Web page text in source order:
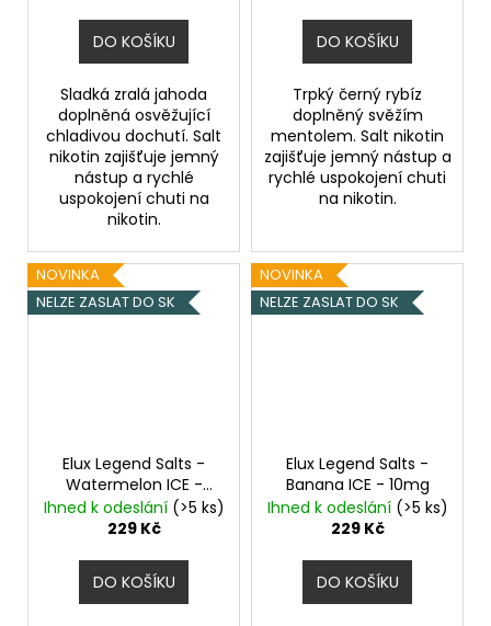
DO KOŠÍKU
Sladká zralá jahoda
doplněná osvěžující
chladivou dochutí. Salt
nikotin zajišťuje jemný
nástup a rychlé
uspokojení chuti na
nikotin.
DO KOŠÍKU
Trpký černý rybíz
doplněný svěžím
mentolem. Salt nikotin
zajišťuje jemný nástup a
rychlé uspokojení chuti
na nikotin.
NOVINKA
NELZE ZASLAT DO SK
Elux Legend Salts -
Watermelon ICE -
10mg
Ihned k odeslání (>5 ks)
229 Kč
DO KOŠÍKU
NOVINKA
NELZE ZASLAT DO SK
Elux Legend Salts -
Banana ICE - 10mg
Ihned k odeslání (>5 ks)
229 Kč
DO KOŠÍKU